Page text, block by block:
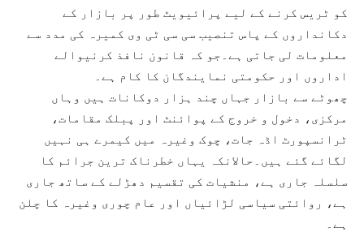
کو ٹریس کرنے کے لیے پرائیویٹ طور پر بازار کے
دکانداروں کے پاس تنصیب سی سی ٹی وی کمیرہ کی مدد سے
معلومات لی جاتی ہے۔جو کہ قانون نافذ کرنیوالے
اداروں اور حکومتی نمایندگان کا کام ہے۔
چھوٹے سے بازار جہاں چند ہزار دوکانات ہیں وہاں
مرکزی، دخول و خروج کے پوائنٹ اور پبلک مقامات،
ٹرانسپورٹ اڈہ جات، چوک وغیرہ میں کیمرے ہی نہیں
لگائے گئے ہیں۔حالانکہ یہاں خطرناک ترین جرائم کا
سلسلہ جاری ہے، منشیات کی تقسیم دھڑلے کے ساتھ جاری
ہے، روائتی سیاسی لڑائیاں اور عام چوری وغیرہ کا چلن
ہے۔